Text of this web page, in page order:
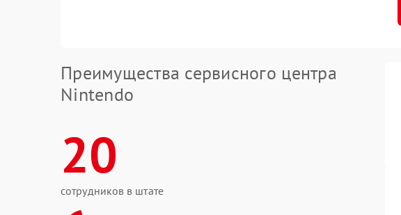
Преимущества сервисного центра
Nintendo
20
сотрудников в штате